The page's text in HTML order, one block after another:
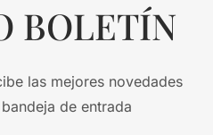
BOLETÍN
las mejores novedades
de entrada